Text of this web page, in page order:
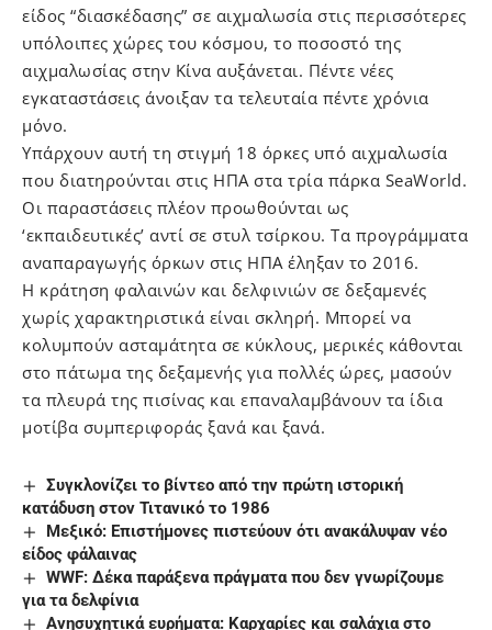
είδος “διασκέδασης” σε αιχμαλωσία στις περισσότερες
υπόλοιπες χώρες του κόσμου, το ποσοστό της
αιχμαλωσίας στην Κίνα αυξάνεται. Πέντε νέες
εγκαταστάσεις άνοιξαν τα τελευταία πέντε χρόνια
μόνο.
Υπάρχουν αυτή τη στιγμή 18 όρκες υπό αιχμαλωσία
που διατηρούνται στις ΗΠΑ στα τρία πάρκα SeaWorld.
Οι παραστάσεις πλέον προωθούνται ως
‘εκπαιδευτικές’ αντί σε στυλ τσίρκου. Τα προγράμματα
αναπαραγωγής όρκων στις ΗΠΑ έληξαν το 2016.
Η κράτηση φαλαινών και δελφινιών σε δεξαμενές
χωρίς χαρακτηριστικά είναι σκληρή. Μπορεί να
κολυμπούν ασταμάτητα σε κύκλους, μερικές κάθονται
στο πάτωμα της δεξαμενής για πολλές ώρες, μασούν
τα πλευρά της πισίνας και επαναλαμβάνουν τα ίδια
μοτίβα συμπεριφοράς ξανά και ξανά.
Συγκλονίζει το βίντεο από την πρώτη ιστορική
κατάδυση στον Τιτανικό το 1986
Μεξικό: Επιστήμονες πιστεύουν ότι ανακάλυψαν νέο
είδος φάλαινας
WWF: Δέκα παράξενα πράγματα που δεν γνωρίζουμε
για τα δελφίνια
Ανησυχητικά ευρήματα: Καρχαρίες και σαλάχια στο